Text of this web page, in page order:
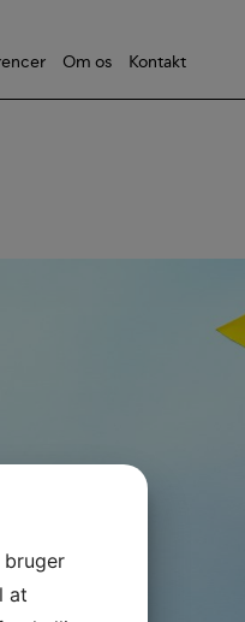
Om os Kontakt
at